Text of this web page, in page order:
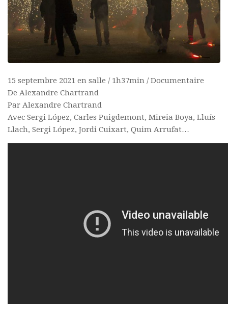
15 septembre 2021 en salle / 1h37min / Documentaire
De Alexandre Chartrand
Par Alexandre Chartrand
Avec Sergi López, Carles Puigdemont, Mireia Boya, Lluís
Llach, Sergi López, Jordi Cuixart, Quim Arrufat…